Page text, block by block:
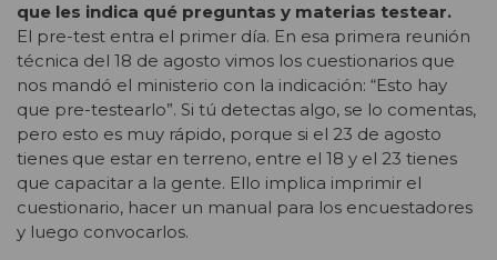
que les indica qué preguntas y materias testear.
El pre-test entra el primer día. En esa primera reunión
técnica del 18 de agosto vimos los cuestionarios que
nos mandó el ministerio con la indicación: “Esto hay
que pre-testearlo”. Si tú detectas algo, se lo comentas,
pero esto es muy rápido, porque si el 23 de agosto
tienes que estar en terreno, entre el 18 y el 23 tienes
que capacitar a la gente. Ello implica imprimir el
cuestionario, hacer un manual para los encuestadores
y luego convocarlos.